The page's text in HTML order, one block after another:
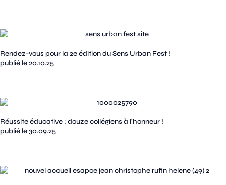
Rendez-vous pour la 2e édition du Sens Urban Fest !
publié le 20.10.25
Réussite éducative : douze collégiens à l'honneur !
publié le 30.09.25